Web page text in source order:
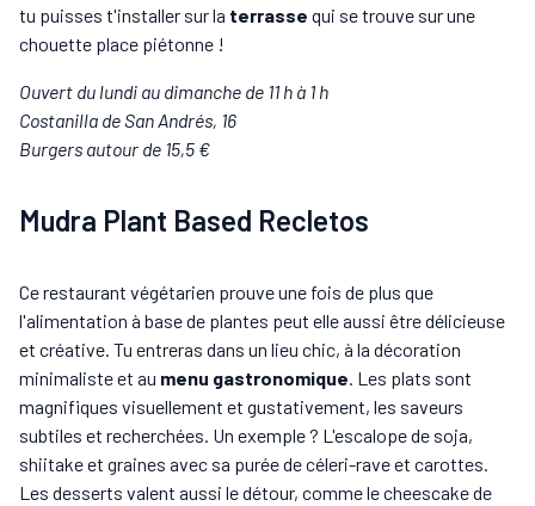
tu puisses t'installer sur la terrasse qui se trouve sur une
chouette place piétonne !
Ouvert du lundi au dimanche de 11 h à 1 h
Costanilla de San Andrés, 16
Burgers autour de 15,5 €
Mudra Plant Based Recletos
Ce restaurant végétarien prouve une fois de plus que
l'alimentation à base de plantes peut elle aussi être délicieuse
et créative. Tu entreras dans un lieu chic, à la décoration
minimaliste et au menu gastronomique. Les plats sont
magnifiques visuellement et gustativement, les saveurs
subtiles et recherchées. Un exemple ? L'escalope de soja,
shiitake et graines avec sa purée de céleri-rave et carottes.
Les desserts valent aussi le détour, comme le cheescake de